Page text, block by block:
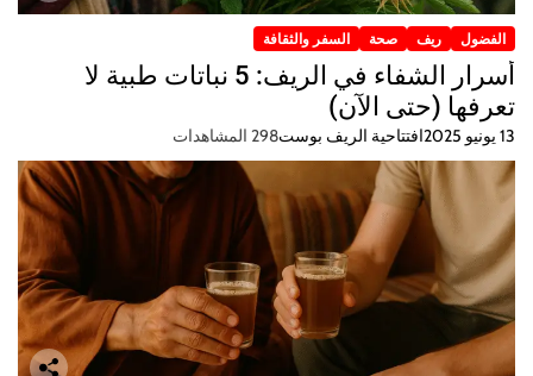
الفضول ريف صحة السفر والثقافة
أسرار الشفاء في الريف: 5 نباتات طبية لا
تعرفها (حتى الآن)
13 يونيو 2025 افتتاحية الريف بوست298 المشاهدات